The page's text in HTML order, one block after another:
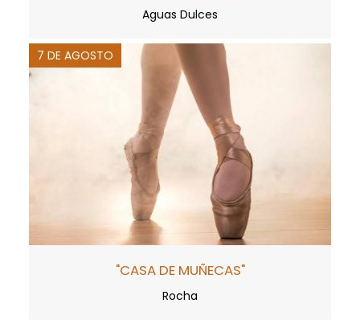
Aguas Dulces
7 DE AGOSTO
"CASA DE MUÑECAS"
Rocha